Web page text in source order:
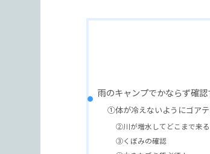
雨のキャンプでかならず確
①体が冷えないようにゴア
②川が増水してどこまで来
③くぼみの確認